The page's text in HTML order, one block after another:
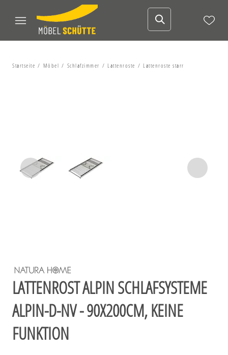
Startseite Möbel Schlafzimmer Lattenroste Lattenroste starr
LATTENROST ALPIN SCHLAFSYSTEME
ALPIN-D-NV - 90X200CM, KEINE
FUNKTION